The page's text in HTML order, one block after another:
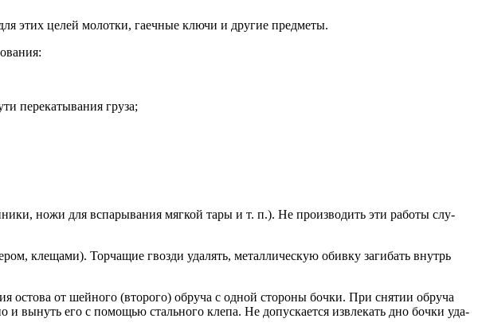
этих це­лей мо­лот­ки, га­еч­ные клю­чи и дру­гие пред­ме­ты.
пе­река­тыва­ния гру­за;
но­жи для вспа­рыва­ния мяг­кой та­ры и т. п.). Не про­из­во­дить эти ра­боты слу­
кле­щами). Тор­ча­щие гвоз­ди уда­лять, ме­тал­ли­чес­кую обив­ку за­гибать внутрь
ос­то­ва от шей­но­го (вто­рого) об­ру­ча с од­ной сто­роны боч­ки. При сня­тии об­ру­ча
вы­нуть его с по­мощью сталь­но­го кле­па. Не до­пус­ка­ет­ся из­вле­кать дно боч­ки уда­